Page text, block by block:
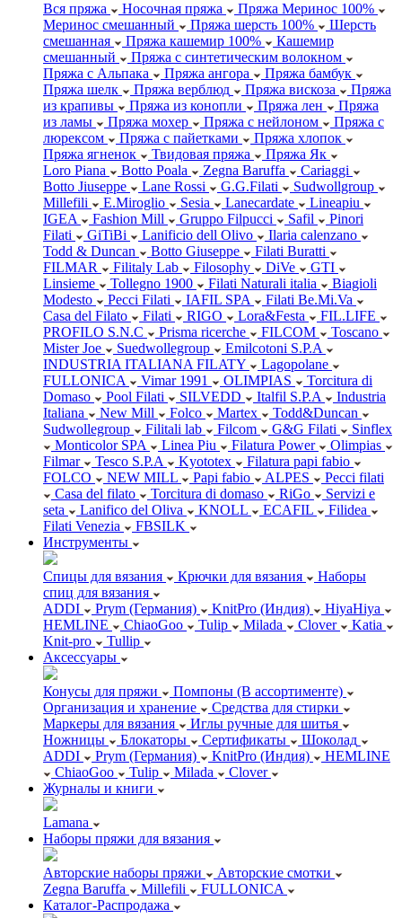
Вся пряжа Носочная пряжа
Пряжа Меринос 100%
Меринос смешанный
Пряжа шерсть 100%
Шерсть
смешанная
Пряжа кашемир 100%
Кашемир
смешанный
Пряжа с синтетическим волокном
Пряжа с Альпака
Пряжа ангора
Пряжа бамбук
Пряжа шелк
Пряжа верблюд Пряжа вискоза
Пряжа
из крапивы
Пряжа из конопли Пряжа лен
Пряжа
из ламы
Пряжа мохер Пряжа с нейлоном
Пряжа с
люрексом
Пряжа с пайетками
Пряжа хлопок
Пряжа ягненок
Твидовая пряжа
Пряжа Як
Loro Piana
Botto Poala Zegna Baruffa
Cariaggi
Botto Jiuseppe
Lane Rossi G.G.Filati
Sudwollgroup
Millefili
E.Miroglio Sesia Lanecardate
Lineapiu
IGEA
Fashion Mill Gruppo Filpucci Safil
Pinori
Filati
GiTiBi Lanificio dell Olivo
Ilaria calenzano
Todd & Duncan
Botto Giuseppe
Filati Buratti
FILMAR
Filitaly Lab Filosophy DiVe
GTI
Linsieme
Tollegno 1900 Filati Naturali italia
Biagioli
Modesto
Pecci Filati IAFIL SPA
Filati Be.Mi.Va
Casa del Filato
Filati RIGO Lora&Festa
FIL.LIFE
PROFILO S.N.C
Prisma ricerche FILCOM
Toscano
Mister Joe
Suedwollegroup
Emilcotoni S.P.A
INDUSTRIA ITALIANA FILATY
Lagopolane
FULLONICA
Vimar 1991 OLIMPIAS
Torcitura di
Domaso
Pool Filati SILVEDD Italfil S.P.A
Industria
Italiana
New Mill Folco Martex
Todd&Duncan
Sudwollegroup
Filitali lab Filcom G&G Filati
Sinflex
Monticolor SPA
Linea Piu Filatura Power
Olimpias
Filmar
Tesco S.P.A Kyototex
Filatura papi fabio
FOLCO
NEW MILL Papi fabio ALPES
Pecci filati
Casa del filato
Torcitura di domaso RiGo
Servizi e
seta
Lanifico del Oliva KNOLL ECAFIL
Filidea
Filati Venezia
FBSILK
Инструменты
Спицы для вязания Крючки для вязания
Наборы
спиц для вязания
ADDI
Prym (Германия) KnitPro (Индия)
HiyaHiya
HEMLINE
ChiaoGoo Tulip Milada Clover
Katia
Knit-pro
Tullip
Аксессуары
Конусы для пряжи
Помпоны (В ассортименте)
Организация и хранение
Средства для стирки
Маркеры для вязания
Иглы ручные для шитья
Ножницы
Блокаторы Сертификаты
Шоколад
ADDI
Prym (Германия) KnitPro (Индия)
HEMLINE
ChiaoGoo
Tulip Milada
Clover
Журналы и книги
Lamana
Наборы пряжи для вязания
Авторские наборы пряжи
Авторские смотки
Zegna Baruffa
Millefili
FULLONICA
Каталог-Распродажа